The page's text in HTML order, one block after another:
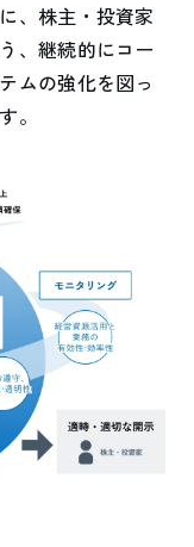
、株主・投資家
、継続的にコー
ムの強化を図っ
。